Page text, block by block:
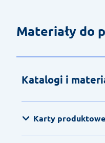
Materiały do
Katalogi i
Karty produktowe